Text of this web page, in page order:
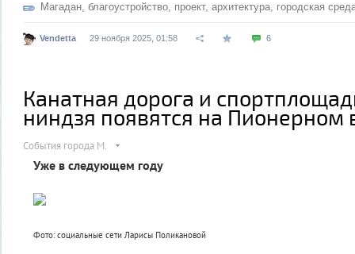
Магадан, благоустройство, проект, архитектура, городская
Vendetta 29 ноября 2025, 01:58 6
Канатная дорога и
ниндзя появятся на Пионерном
События города М.
Уже в следующем году
Фото: социальные сети Ларисы Поликановой